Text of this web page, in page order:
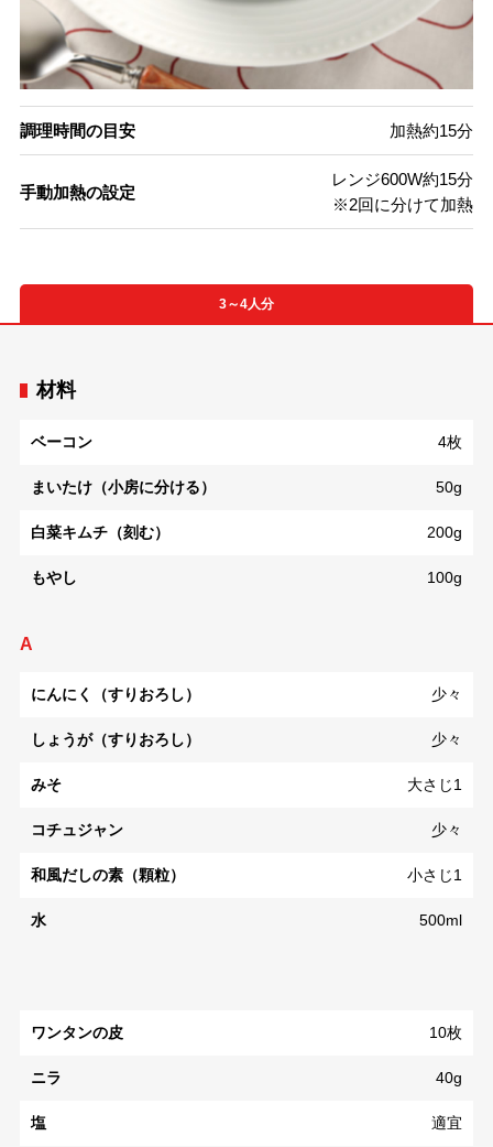
調理時間の目安 加熱約15分
手動加熱の設定
レンジ600W約15分
※2回に分けて加熱
3～4人分
材料
ベーコン 4枚
まいたけ（小房に分ける） 50g
白菜キムチ（刻む） 200g
もやし 100g
A
にんにく（すりおろし） 少々
しょうが（すりおろし） 少々
みそ 大さじ1
コチュジャン 少々
和風だしの素（顆粒） 小さじ1
水 500ml
ワンタンの皮 10枚
ニラ 40g
塩 適宜